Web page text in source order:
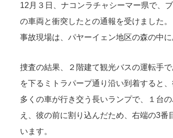
12月３日、ナコンラチャシーマー県で、
の車両と衝突したとの通報を受けました。
事故現場は、パヤーイェン地区の森の中
捜査の結果、２階建て観光バスの運転手
を下る ミトラパープ通り沿い到着すると
多くの車が行き交う長いランプで、１台
え、彼の前に割り込んだため、右端の3
います。